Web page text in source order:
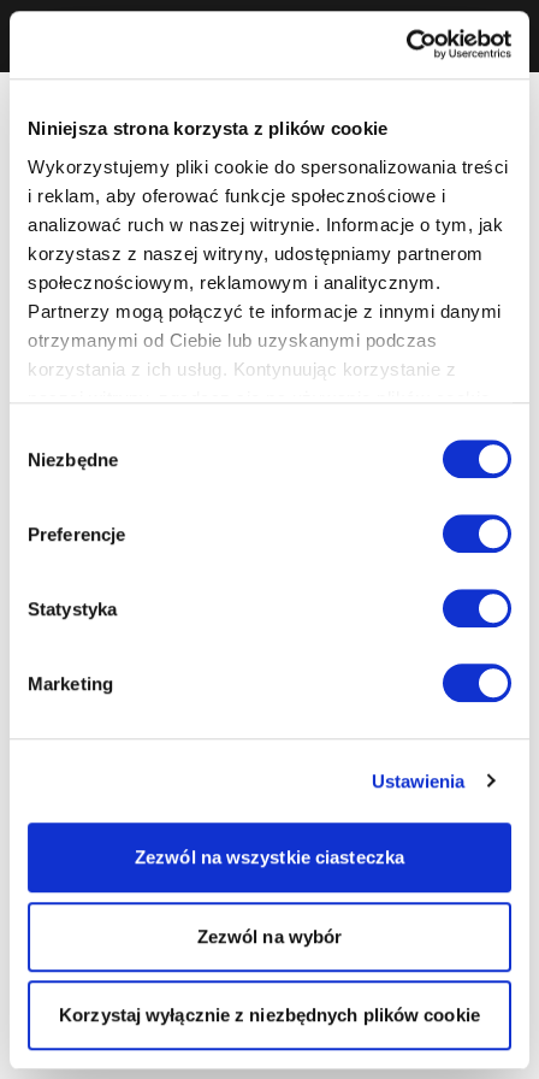
Niniejsza strona korzysta z plików cookie
Wykorzystujemy pliki cookie do spersonalizowania treści
i reklam, aby oferować funkcje społecznościowe i
analizować ruch w naszej witrynie. Informacje o tym, jak
korzystasz z naszej witryny, udostępniamy partnerom
społecznościowym, reklamowym i analitycznym.
Partnerzy mogą połączyć te informacje z innymi danymi
otrzymanymi od Ciebie lub uzyskanymi podczas
korzystania z ich usług. Kontynuując korzystanie z
zgody
Niezbędne
Preferencje
Statystyka
Marketing
Ustawienia
Zezwól na wszystkie ciasteczka
Zezwól na wybór
Korzystaj wyłącznie z niezbędnych plików cookie